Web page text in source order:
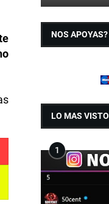
NOS APOYAS?
LO MAS VISTO